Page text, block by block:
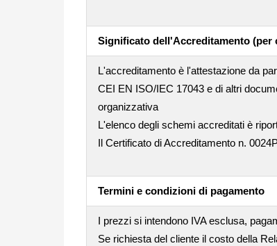
Significato dell'Accreditamento
L'accreditamento è l'attestazione da
CEI EN ISO/IEC 17043 e di altri
organizzativa
L'elenco degli schemi accreditati è
Il Certificato di Accreditamento n.
Termini e condizioni di pagamento
I prezzi si intendono IVA esclusa,
Se richiesta del cliente il costo della